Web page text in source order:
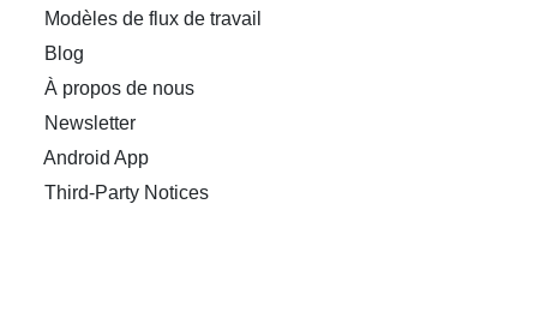
Modèles de flux de travail
Blog
À propos de nous
Newsletter
Android App
Third-Party Notices